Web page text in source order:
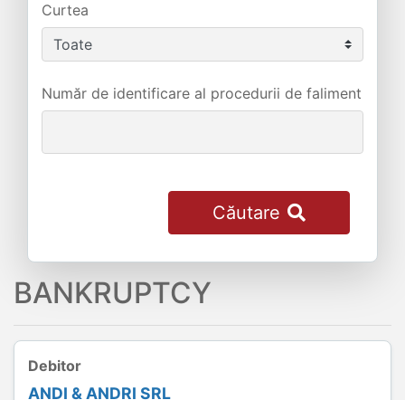
Curtea
Număr de identificare al procedurii de faliment
Căutare
BANKRUPTCY
Debitor
ANDI & ANDRI SRL